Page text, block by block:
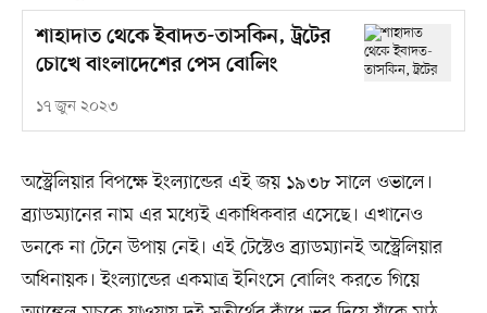
শাহাদাত থেকে ইবাদত-তাসকিন, ট্রটের
চোখে বাংলাদেশের পেস বোলিং
১৭ জুন ২০২৩
অস্ট্রেলিয়ার বিপক্ষে ইংল্যান্ডের এই জয় ১৯৩৮ সালে ওভালে।
ব্র্যাডম্যানের নাম এর মধ্যেই একাধিকবার এসেছে। এখানেও
ডনকে না টেনে উপায় নেই। এই টেস্টেও ব্র্যাডম্যানই অস্ট্রেলিয়ার
অধিনায়ক। ইংল্যান্ডের একমাত্র ইনিংসে বোলিং করতে গিয়ে